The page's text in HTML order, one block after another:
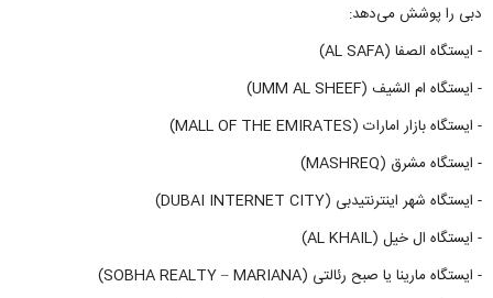
دبی را پوشش می‌دهد:
- ایستگاه الصفا (AL SAFA)
- ایستگاه ام الشیف (UMM AL SHEEF)
- ایستگاه بازار امارات (MALL OF THE EMIRATES)
- ایستگاه مشرق (MASHREQ)
- ایستگاه شهر اینترنتیدبی (DUBAI INTERNET CITY)
- ایستگاه ال خیل (AL KHAIL)
- ایستگاه مارینا یا صبح رئالتی (SOBHA REALTY – MARIANA)